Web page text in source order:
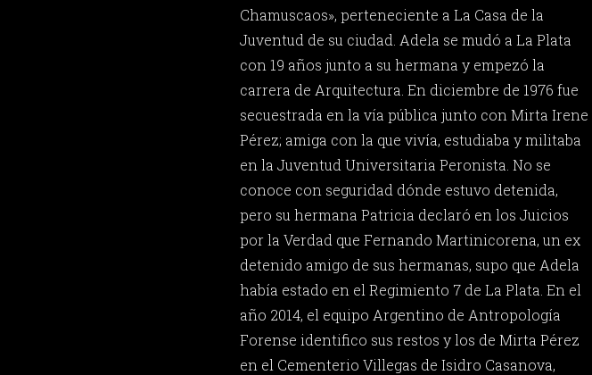
Chamuscaos», perteneciente a La Casa de la
Juventud de su ciudad. Adela se mudó a La Plata
con 19 años junto a su hermana y empezó la
carrera de Arquitectura. En diciembre de 1976 fue
secuestrada en la vía pública junto con Mirta Irene
Pérez; amiga con la que vivía, estudiaba y militaba
en la Juventud Universitaria Peronista. No se
conoce con seguridad dónde estuvo detenida,
pero su hermana Patricia declaró en los Juicios
por la Verdad que Fernando Martinicorena, un ex
detenido amigo de sus hermanas, supo que Adela
había estado en el Regimiento 7 de La Plata. En el
año 2014, el equipo Argentino de Antropología
Forense identifico sus restos y los de Mirta Pérez
en el Cementerio Villegas de Isidro Casanova,